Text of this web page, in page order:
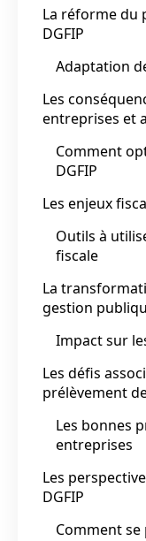
La réforme du
DGFIP
Adaptation
Les
entreprises et
Comment
DGFIP
Les enjeux
Outils à
fiscale
La
gestion
Impact sur
Les défis
prélèvement
Les bonnes
entreprises
Les
DGFIP
Comment